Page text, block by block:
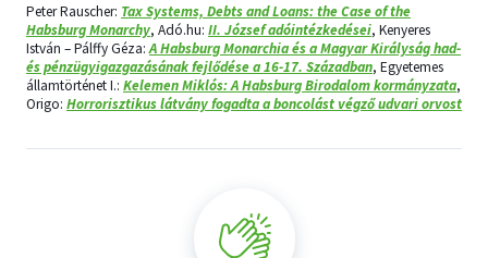
Peter Rauscher: Tax Systems, Debts and Loans: the Case of the
Habsburg Monarchy, Adó.hu: II. József adóintézkedései, Kenyeres
István – Pálffy Géza:A Habsburg Monarchia és a Magyar Királyság had-
és pénzügyigazgazásának fejlődése a 16-17. Században, Egyetemes
államtörténet I.: Kelemen Miklós: A Habsburg Birodalom kormányzata,
Origo: Horrorisztikus látvány fogadta a boncolást végző udvari orvost